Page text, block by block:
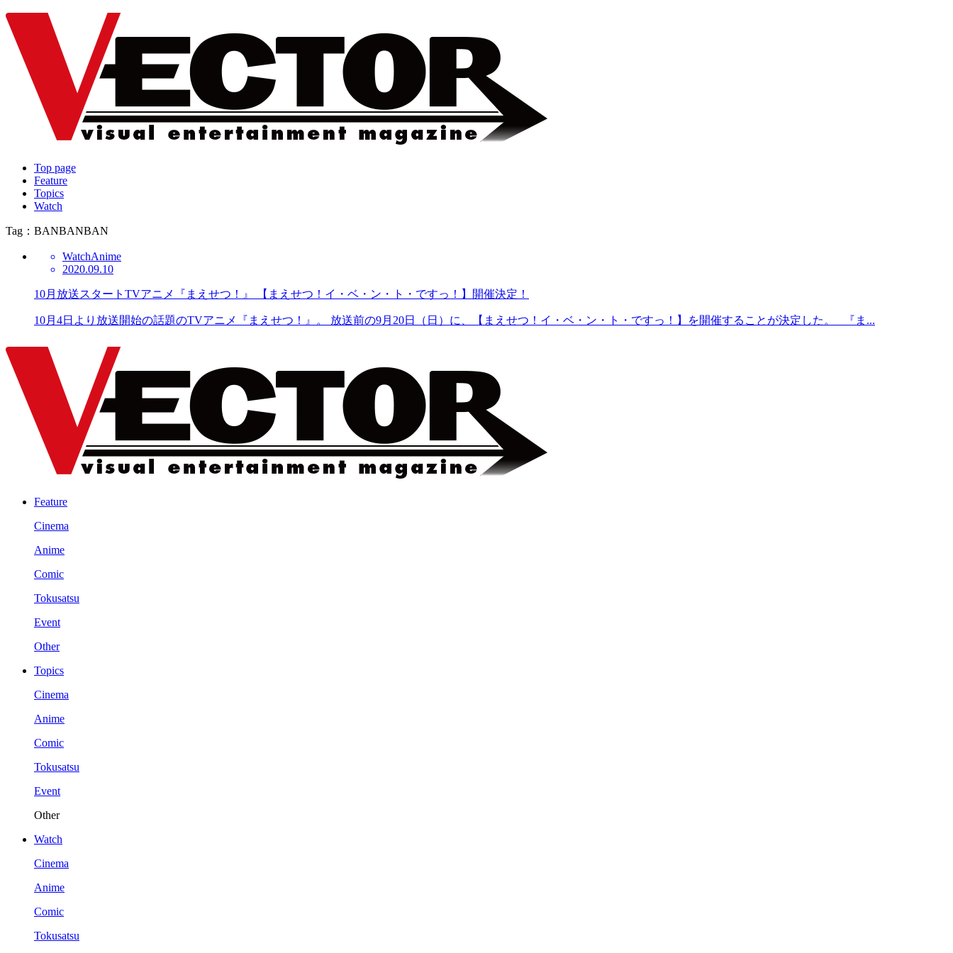
Top page
Feature
Topics
Watch
Tag：BANBANBAN
WatchAnime
2020.09.10
10月放送スタートTVアニメ『まえせつ！』 【まえせつ！イ・ベ・ン・ト・ですっ！】開催決定！
10月4日より放送開始の話題のTVアニメ『まえせつ！』。 放送前の9月20日（日）に、【まえせつ！イ・ベ・ン・ト・ですっ！】を開催することが決定した。 『ま...
Feature
Cinema
Anime
Comic
Tokusatsu
Event
Other
Topics
Cinema
Anime
Comic
Tokusatsu
Event
Other
Watch
Cinema
Anime
Comic
Tokusatsu